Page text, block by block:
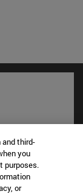
third-
you
purposes.
or